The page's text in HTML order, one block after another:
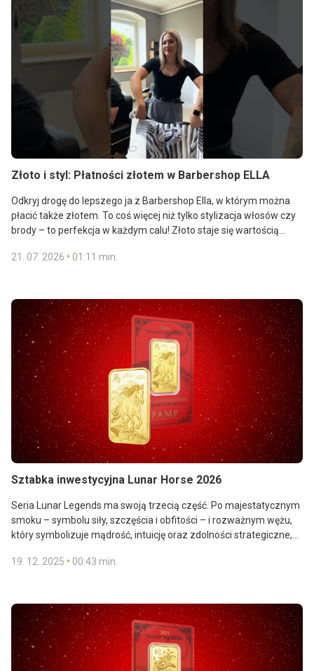
Złoto i styl: Płatności złotem w Barbershop ELLA
Odkryj drogę do lepszego ja z Barbershop Ella, w którym można
płacić także złotem. To coś więcej niż tylko stylizacja włosów czy
brody – to perfekcja w każdym calu! Złoto staje się wartością
skorzystać z luksusowej pielęgnacji i odkryć magię płatności
21. 07. 2026 • 01:11 min.
Sztabka inwestycyjna Lunar Horse 2026
Seria Lunar Legends ma swoją trzecią część. Po majestatycznym
smoku – symbolu siły, szczęścia i obfitości – i rozważnym wężu,
który symbolizuje mądrość, intuicję oraz zdolności strategiczne,
ambicje. Lunar Horse szwajcarskiej rafinerii PAMP łączy chiński
https://ibis.ibisingold.com/Shop/single?GoodsMotif=9.
19. 12. 2025 • 00:43 min.